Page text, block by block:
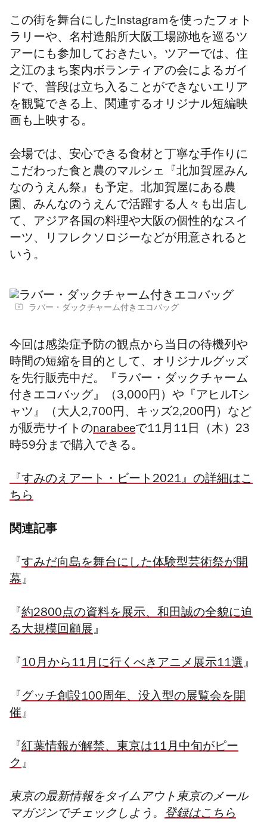
この街を舞台にしたInstagramを使ったフォト
ラリーや、 名村造船所大阪工場跡地を巡るツ
アーにも参加しておきたい。ツアーでは、 住
之江のまち案内ボランティアの会によるガイ
ドで、普段は立ち入ることができないエリア
を観覧できる上、関連するオリジナル短編映
画も上映する。
会場では、 安心できる食材と丁寧な手作りに
こだわった食と農のマルシェ『北加賀屋みん
なのうえん祭』も予定。 北加賀屋にある農
園、みんなのうえんで活躍する人々も出店し
て、
アジア各国の料理や大阪の個性的なスイ
ーツ、リフレクソロジーなどが用意されると
いう。
ラバー・ダックチャーム付きエコバッグ
今回は感染症予防の観点から当日の待機列や
時間の短縮を目的として、オリジナルグッズ
を先行販売中だ。『 ラバー・ダックチャーム
付きエコバッグ 』（3,000円）や『 アヒルTシ
ャツ』（大人2,700円、キッズ2,200円）など
が販売サイトのnarabee で11月11日（木）23
時59分まで購入できる。
『すみのえアート・ビート2021』の詳細はこ
ちら
関連記事
『 すみだ向島を舞台にした体験型芸術祭が開
幕』
『 約2800点の資料を展示、和田誠の全貌に迫
る大規模回顧展』
『 10月から11月に行くべきアニメ展示11選』
『 グッチ創設100周年、没入型の展覧会を開
催』
『 紅葉情報が解禁、東京は11月中旬がピー
ク』
東京の最新情報をタイムアウト東京のメール
マガジンでチェックしよう。 登録はこちら